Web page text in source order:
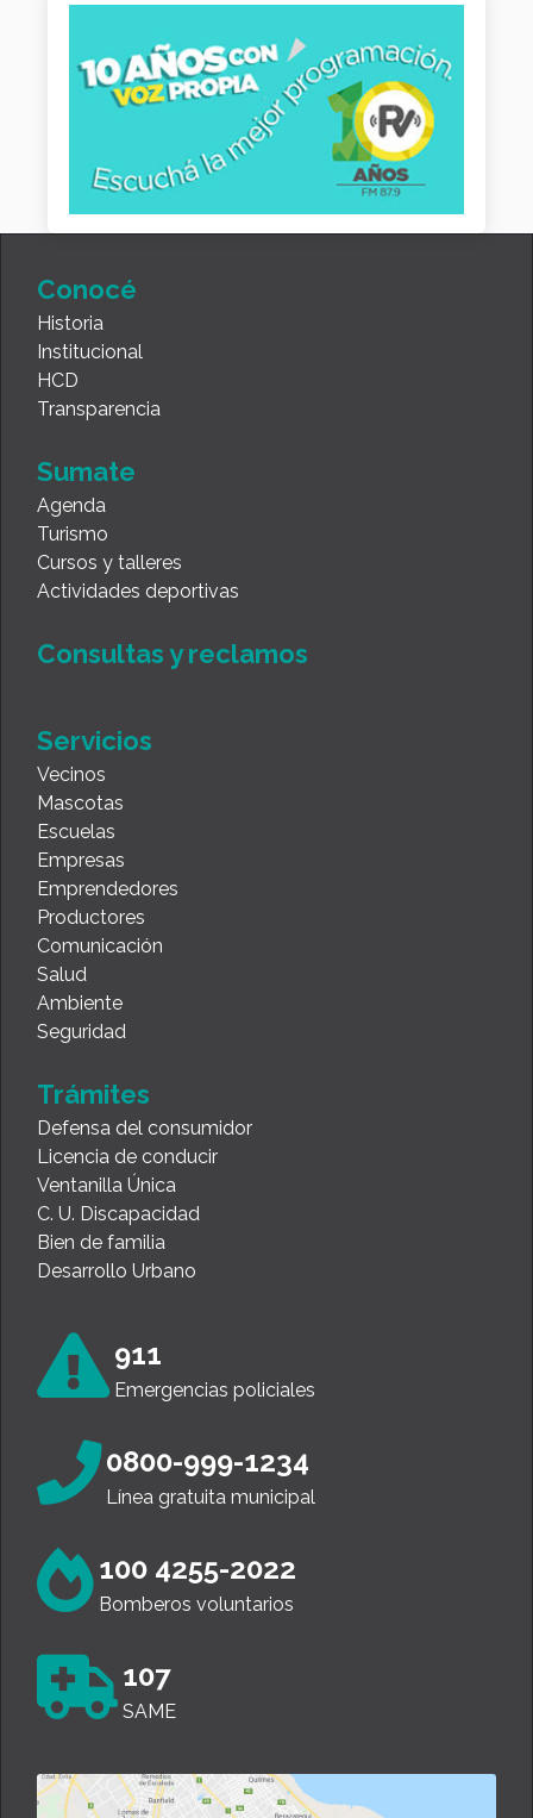
Conocé
Historia
Institucional
HCD
Transparencia
Sumate
Agenda
Turismo
Cursos y talleres
Actividades deportivas
Consultas y reclamos
Servicios
Vecinos
Mascotas
Escuelas
Empresas
Emprendedores
Productores
Comunicación
Salud
Ambiente
Seguridad
Trámites
Defensa del consumidor
Licencia de conducir
Ventanilla Única
C. U. Discapacidad
Bien de familia
Desarrollo Urbano
911
Emergencias policiales
0800-999-1234
Línea gratuita municipal
100 4255-2022
Bomberos voluntarios
107
SAME